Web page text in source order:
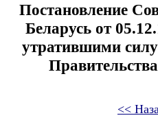
Постановление
Беларусь от
утратившими
<<